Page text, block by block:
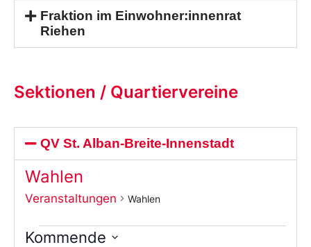
Fraktion im Einwohner:innenrat
Riehen
Sektionen / Quartiervereine
QV St. Alban-Breite-Innenstadt
Wahlen
Veranstaltungen Wahlen
Kommende